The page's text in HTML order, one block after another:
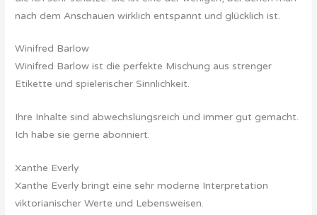
nach dem Anschauen wirklich entspannt und glücklich ist.
Winifred Barlow
Winifred Barlow ist die perfekte Mischung aus strenger
Etikette und spielerischer Sinnlichkeit.
Ihre Inhalte sind abwechslungsreich und immer gut gemacht.
Ich habe sie gerne abonniert.
Xanthe Everly
Xanthe Everly bringt eine sehr moderne Interpretation
viktorianischer Werte und Lebensweisen.